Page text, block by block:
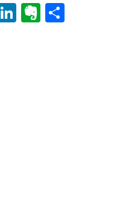
LinkedIn